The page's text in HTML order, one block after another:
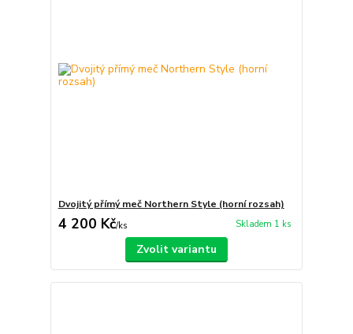
Dvojitý přímý meč Northern Style (horní rozsah)
4 200 Kč/ks Skladem 1 ks
Zvolit variantu